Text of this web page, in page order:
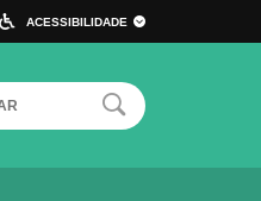
ACESSIBILIDADE